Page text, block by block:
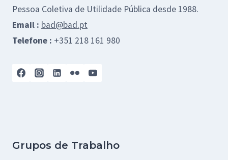
Pessoa Coletiva de Utilidade Pública desde 1988.
Email : bad@bad.pt
Telefone : +351 218 161 980
Grupos de Trabalho